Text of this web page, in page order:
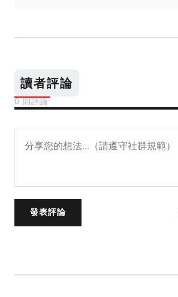
讀者評論
0 則評論
發表評論